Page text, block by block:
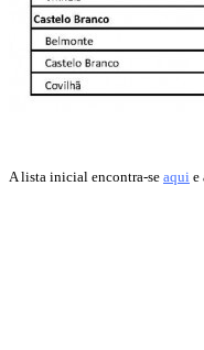
A lista inicial encontra-se aqui e